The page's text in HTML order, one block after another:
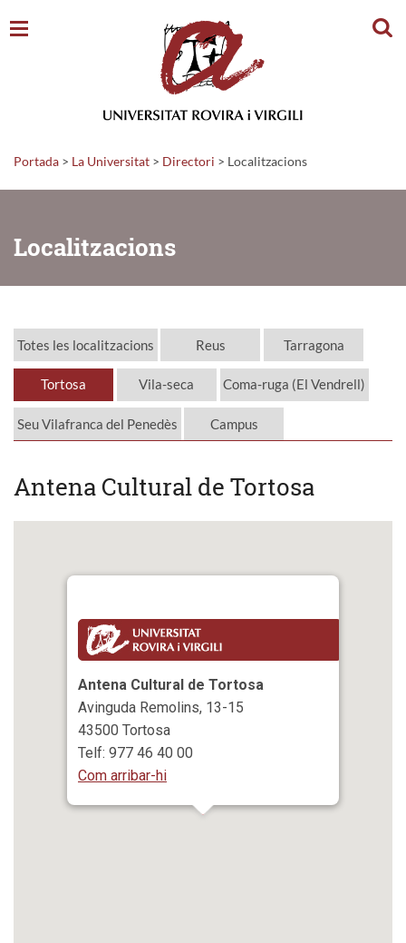
Portada > La Universitat > Directori > Localitzacions
Localitzacions
Totes les localitzacions Reus Tarragona
Tortosa Vila-seca Coma-ruga (El Vendrell)
Seu Vilafranca del Penedès Campus
Antena Cultural de Tortosa
Antena Cultural de Tortosa
Avinguda Remolins, 13-15
43500 Tortosa
Telf: 977 46 40 00
Com arribar-hi